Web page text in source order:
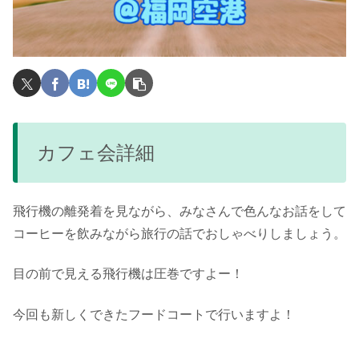
カフェ会詳細
飛行機の離発着を見ながら、みなさんで色んなお話をして
コーヒーを飲みながら旅行の話でおしゃべりしましょう。
目の前で見える飛行機は圧巻ですよー！
今回も新しくできたフードコートで行いますよ！